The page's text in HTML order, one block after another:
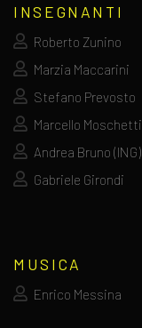
INSEGNANTI
Roberto Zunino
Marzia Maccarini
Stefano Prevosto
Marcello Moschetti
Andrea Bruno (ING)
Gabriele Girondi
MUSICA
Enrico Messina